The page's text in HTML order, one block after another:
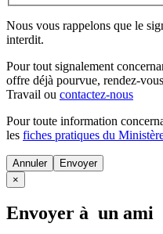
Nous vous rappelons que le
interdit.
Pour tout signalement
offre déjà pourvue, rendez-
Travail ou contactez-nous
Pour toute information
les fiches pratiques du
Annuler
×
Envoyer à un ami